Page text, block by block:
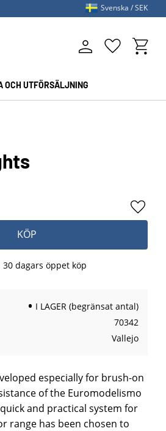
OCH UTFÖRSÄLJNING
Favoriter
Svenska SEK
KÖP
Lägg
dagars öppet köp
I LAGER (begränsat antal)
70342
Vallejo
especially for brush-on
of the Euromodelismo
and practical system for
range has been chosen to